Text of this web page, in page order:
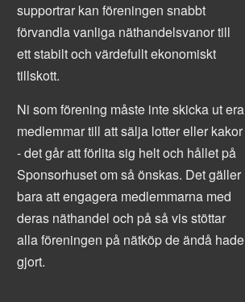
supportrar kan föreningen snabbt
förvandla vanliga näthandelsvanor till
ett stabilt och värdefullt ekonomiskt
tillskott.
Ni som förening måste inte skicka ut era
medlemmar till att sälja lotter eller kakor
- det går att förlita sig helt och hållet på
Sponsorhuset om så önskas. Det gäller
bara att engagera medlemmarna med
deras näthandel och på så vis stöttar
alla föreningen på nätköp de ändå hade
gjort.